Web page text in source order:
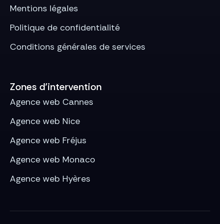
Mentions légales
Politique de confidentialité
Conditions générales de services
Zones d’intervention
Agence web Cannes
Agence web Nice
Agence web Fréjus
Agence web Monaco
Agence web Hyères